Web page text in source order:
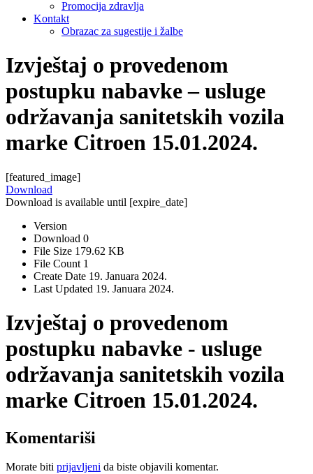
Promocija zdravlja
Kontakt
Obrazac za sugestije i žalbe
Izvještaj o provedenom
postupku nabavke – usluge
održavanja sanitetskih vozila
marke Citroen 15.01.2024.
[featured_image]
Download
Download is available until [expire_date]
Version
Download 0
File Size 179.62 KB
File Count 1
Create Date 19. Januara 2024.
Last Updated 19. Januara 2024.
Izvještaj o provedenom
postupku nabavke - usluge
održavanja sanitetskih vozila
marke Citroen 15.01.2024.
Komentariši
Morate biti prijavljeni da biste objavili komentar.